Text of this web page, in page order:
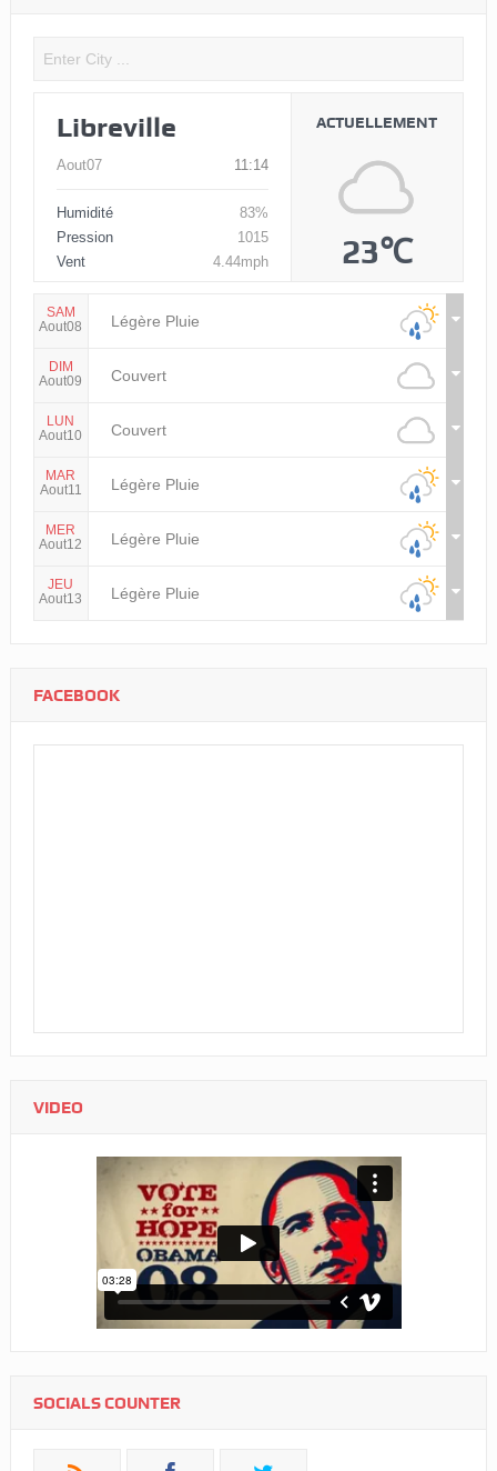
Libreville
Aout07 11:14
Humidité
83%
Pression
1015
Vent
4.44mph
ACTUELLEMENT
23℃
SAM
Aout08
Légère Pluie
DIM
Aout09
Couvert
LUN
Aout10
Couvert
MAR
Aout11
Légère Pluie
MER
Aout12
Légère Pluie
JEU
Aout13
Légère Pluie
FACEBOOK
VIDEO
SOCIALS COUNTER